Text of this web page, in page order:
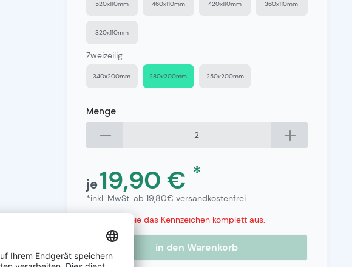
520x110mm 460x110mm 420x110mm 360x110mm
320x110mm
Zweizeilig
340x200mm 280x200mm 250x200mm
Menge
je19,90 € *
*inkl. MwSt. ab 19,80€ versandkostenfrei
Bitte füllen Sie das Kennzeichen komplett aus.
in den Warenkorb